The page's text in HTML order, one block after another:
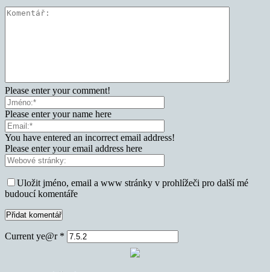
Please enter your comment!
Please enter your name here
You have entered an incorrect email address!
Please enter your email address here
Uložit jméno, email a www stránky v prohlížeči pro další mé
budoucí komentáře
Current ye@r *